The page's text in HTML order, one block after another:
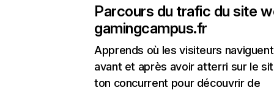
Parcours du trafic du site
gamingcampus.fr
Apprends où les visiteurs naviguent
avant et après avoir atterri sur le
ton concurrent pour découvrir de